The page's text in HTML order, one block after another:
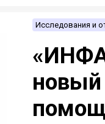
Исследования и
новый